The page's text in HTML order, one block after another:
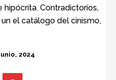
Contradictorios,
el catálogo del cinismo,
2024